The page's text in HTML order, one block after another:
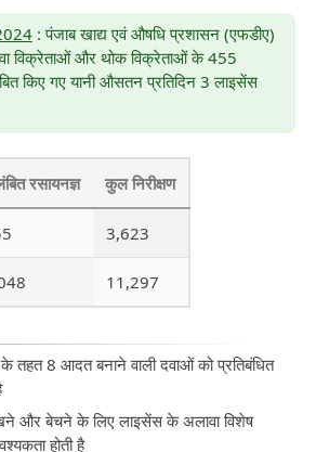
: पंजाब खाद्य एवं औषधि प्रशासन (एफडीए)
दवा विक्रेताओं और थोक विक्रेताओं के 455
किए गए यानी औसतन प्रतिदिन 3 लाइसेंस
रसायनज्ञ कुल निरीक्षण
3,623
11,297
के तहत 8 आदत बनाने वाली दवाओं को प्रतिबंधित
और बेचने के लिए लाइसेंस के अलावा विशेष
होती है